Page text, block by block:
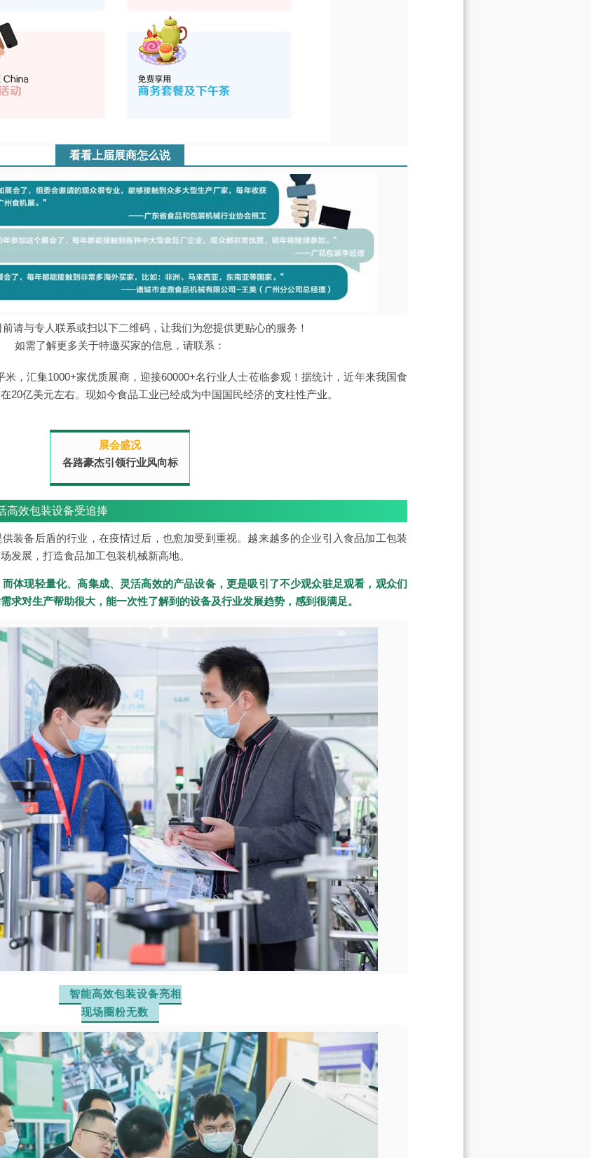
看看上届展商怎么说
前请与专人联系或扫以下二维码，让我们为您提供更贴心的服务！
如需了解更多关于特邀买家的信息，请联系：
，汇集1000+家优质展商，迎接60000+名行业人士莅临参观！据统计，近年来我国食
20亿美元左右。现如今食品工业已经成为中国国民经济的支柱性产业。
展会盛况
各路豪杰引领行业风向标
高效包装设备受追捧
装备后盾的行业，在疫情过后，也愈加受到重视。越来越多的企业引入食品加工包装
发展，打造食品加工包装机械新高地。
体现轻量化、高集成、灵活高效的产品设备，更是吸引了不少观众驻足观看，观众们
求对生产帮助很大，能一次性了解到的设备及行业发展趋势，感到很满足。
智能高效包装设备亮相
现场圈粉无数